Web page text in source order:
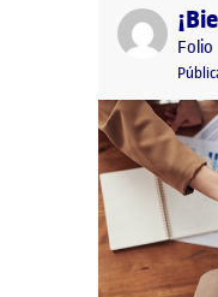
Publicado por
Folio